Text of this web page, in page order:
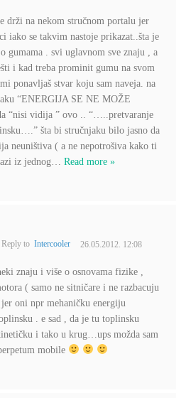
drži na nekom stručnom portalu jer
iako se takvim nastoje prikazat..šta je
gumama . svi uglavnom sve znaju , a
i kad treba prominit gumu na svom
ponavljaš stvar koju sam naveja. na
“ENERGIJA SE NE MOŽE
“nisi vidija ” ovo .. “…..pretvaranje
šta bi stručnjaku bilo jasno da
neuništiva ( a ne nepotrošiva kako ti
iz jednog… Read more »
Reply toIntercooler 26.05.2012. 12:08
znaju i više o osnovama fizike ,
( samo ne sitničare i ne razbacuju
oni npr mehaničku energiju
. e sad , da je tu toplinsku
i tako u krug…ups možda sam
mobile